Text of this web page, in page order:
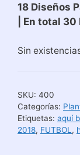
18 Diseños
| En total
Sin
SKU: 400
Categorías:
Etiquetas: aquí
2018, FUTBOL,